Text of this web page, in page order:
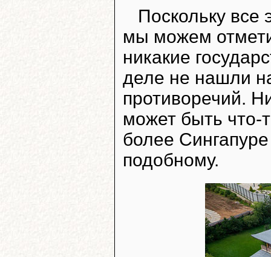
Поскольку все
мы можем
никакие
деле не нашли
противоречий.
может быть что-
более
подобному.